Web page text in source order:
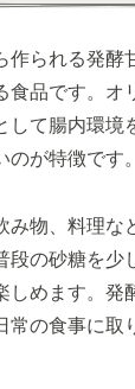
作られる発酵
食品です。オ
して腸内環境
が特徴です。
み物、料理な
段の砂糖を少
しめます。発
常の食事に取